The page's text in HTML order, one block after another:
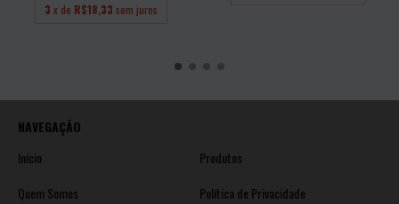
3 x de R$18,33 sem juros
NAVEGAÇÃO
Início
Produtos
Quem Somos
Política de Privacidade